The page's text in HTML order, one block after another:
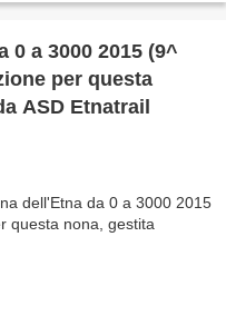
0 a 3000 2015 (9^
per questa
ASD Etnatrail